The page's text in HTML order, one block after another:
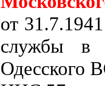
от
службы в
Одесского